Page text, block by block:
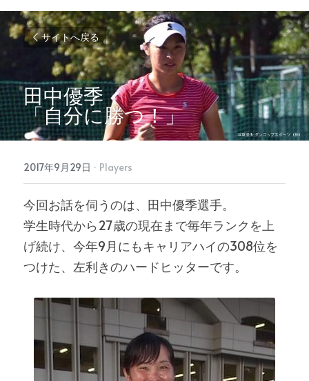
サイトへ戻る
田中優季
「自分に勝つ！」
2017年9月29日 · Players
今回お話を伺うのは、田中優季選手。
学生時代から27歳の現在まで毎年ランクを上
げ続け、今年9月にもキャリアハイの308位を
つけた、左利きのハードヒッターです。